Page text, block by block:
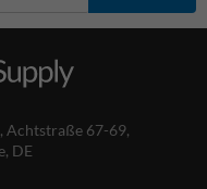
Achtstraße 67-69,
DE